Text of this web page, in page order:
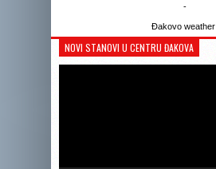
-
Đakovo weather
NOVI STANOVI U CENTRU ĐAKOVA